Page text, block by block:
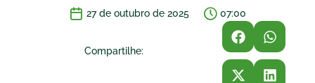
27 de outubro de 2025
07:00
Compartilhe: